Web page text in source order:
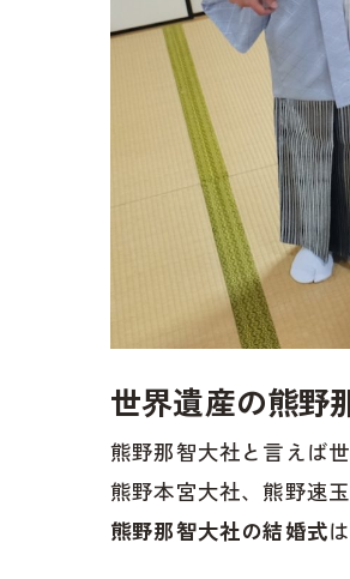
世界遺産の熊野
熊野那智大社と言えば
熊野本宮大社、熊野速
熊野那智大社の結婚式